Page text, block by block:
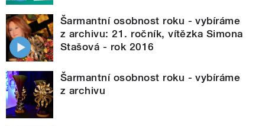
Šarmantní osobnost roku - vybíráme
z archivu: 21. ročník, vítězka Simona
Stašová - rok 2016
Šarmantní osobnost roku - vybíráme
z archivu